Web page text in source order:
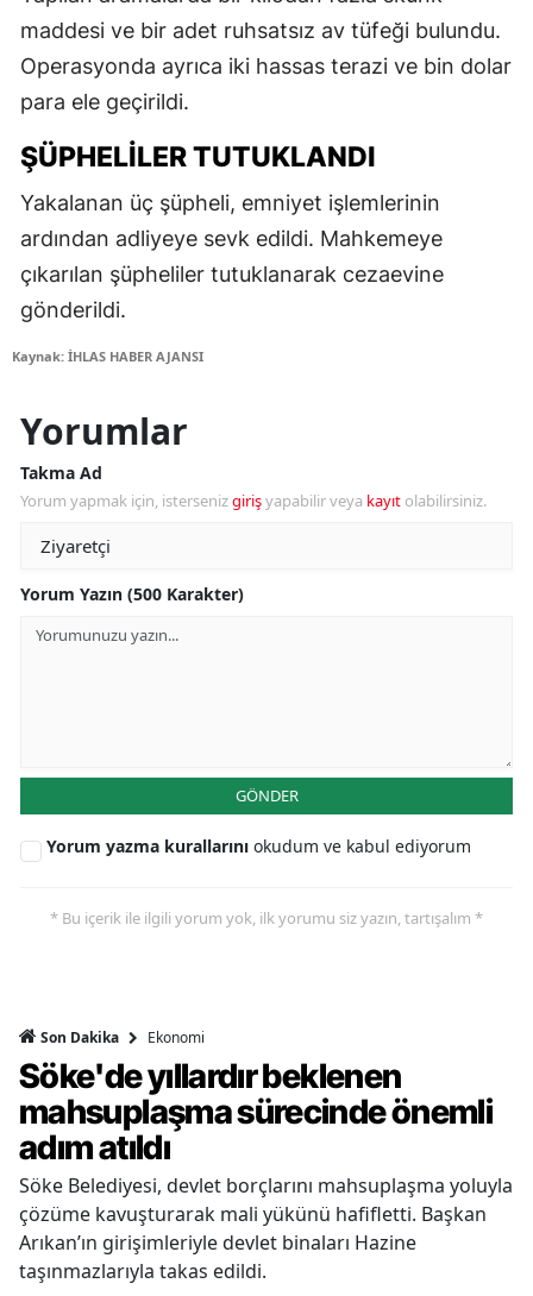
maddesi ve bir adet ruhsatsız av tüfeği bulundu.
Operasyonda ayrıca iki hassas terazi ve bin dolar
para ele geçirildi.
ŞÜPHELILER TUTUKLANDI
Yakalanan üç şüpheli, emniyet işlemlerinin
ardından adliyeye sevk edildi. Mahkemeye
çıkarılan şüpheliler tutuklanarak cezaevine
gönderildi.
Kaynak: İHLAS HABER AJANSI
Yorumlar
Takma Ad
Yorum yapmak için, istersenizgirişyapabilir veya kayıt olabilirsiniz.
Yorum Yazın (500 Karakter)
GÖNDER
Yorum yazma kurallarını okudum ve kabul ediyorum
* Bu içerik ile ilgili yorum yok, ilk yorumu siz yazın, tartışalım *
Son Dakika Ekonomi
Söke'de yıllardır beklenen
mahsuplaşma sürecinde önemli
adım atıldı
Söke Belediyesi, devlet borçlarını mahsuplaşma yoluyla
çözüme kavuşturarak mali yükünü hafifletti. Başkan
Arıkan’ın girişimleriyle devlet binaları Hazine
taşınmazlarıyla takas edildi.